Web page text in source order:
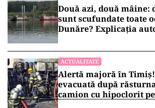
Două azi, două mâine:
sunt scufundate toate
Dunăre? Explicația
ACTUALITATE
Alertă majoră în
evacuată după
camion cu hipoclorit pe